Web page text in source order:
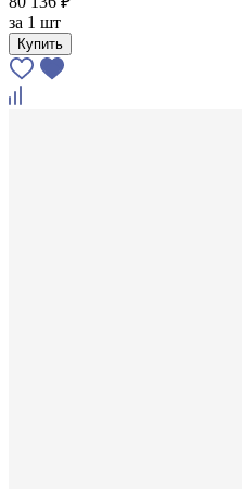
за 1 шт
Купить